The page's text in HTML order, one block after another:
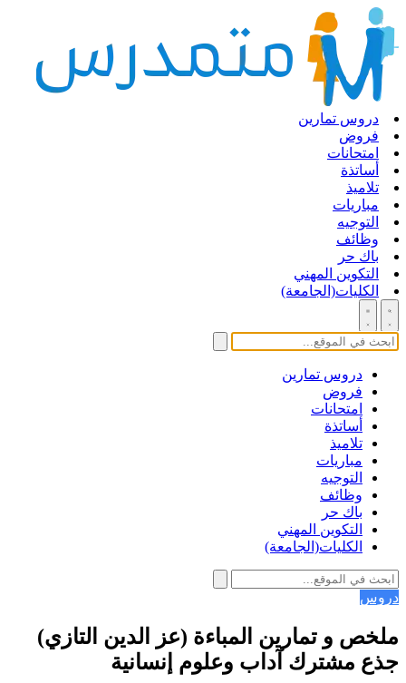
دروس تمارين
فروض
امتحانات
أساتذة
تلاميذ
مباريات
التوجيه
وظائف
باك حر
التكوين المهني
الكليات(الجامعة)
دروس تمارين
فروض
امتحانات
أساتذة
تلاميذ
مباريات
التوجيه
وظائف
باك حر
التكوين المهني
الكليات(الجامعة)
دروس
ملخص و تمارين المباءة (عز الدين التازي)
جذع مشترك آداب وعلوم إنسانية